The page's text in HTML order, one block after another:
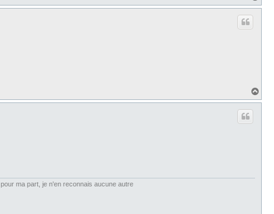
a
a
ma part, je n'en reconnais aucune autre